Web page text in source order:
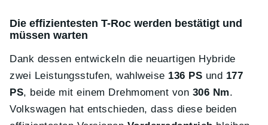
Die effizientesten T-Roc werden bestätigt und
müssen warten
Dank dessen entwickeln die neuartigen Hybride
zwei Leistungsstufen, wahlweise 136 PS und 177
PS, beide mit einem Drehmoment von 306 Nm.
Volkswagen hat entschieden, dass diese beiden